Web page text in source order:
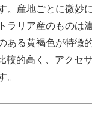
。産地ごとに微妙
ラリア産のものは
ある黄褐色が特徴
較的高く、アクセ
。